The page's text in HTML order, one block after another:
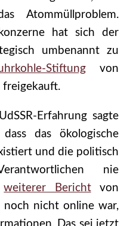
Atommüllproblem.
hat sich der
umbenannt zu
Stiftungvon
Erfahrung sagte
das ökologische
und die politisch
nie
weiterer Berichtvon
noch nicht online war,